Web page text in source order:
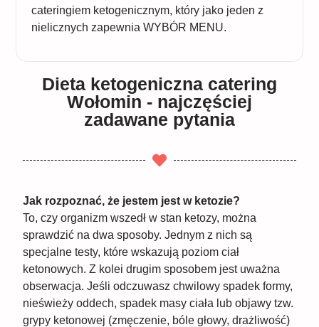
cateringiem ketogenicznym, który jako jeden z
nielicznych zapewnia WYBÓR MENU.
Dieta ketogeniczna catering
Wołomin - najczęściej
zadawane pytania
Jak rozpoznać, że jestem jest w ketozie?
To, czy organizm wszedł w stan ketozy, można
sprawdzić na dwa sposoby. Jednym z nich są
specjalne testy, które wskazują poziom ciał
ketonowych. Z kolei drugim sposobem jest uważna
obserwacja. Jeśli odczuwasz chwilowy spadek formy,
nieświeży oddech, spadek masy ciała lub objawy tzw.
grypy ketonowej (zmęczenie, bóle głowy, drażliwość)